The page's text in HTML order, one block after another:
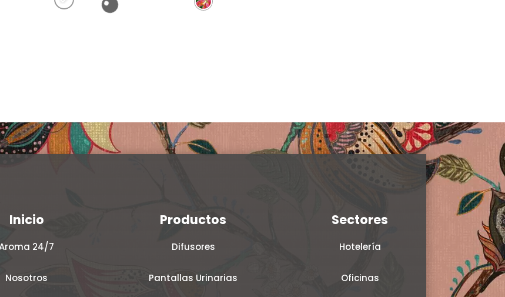
pueden
Inicio
24/7
Nosotros
Productos
Difusores
Pantallas Urinarias
Sectores
Hotelería
Oficinas